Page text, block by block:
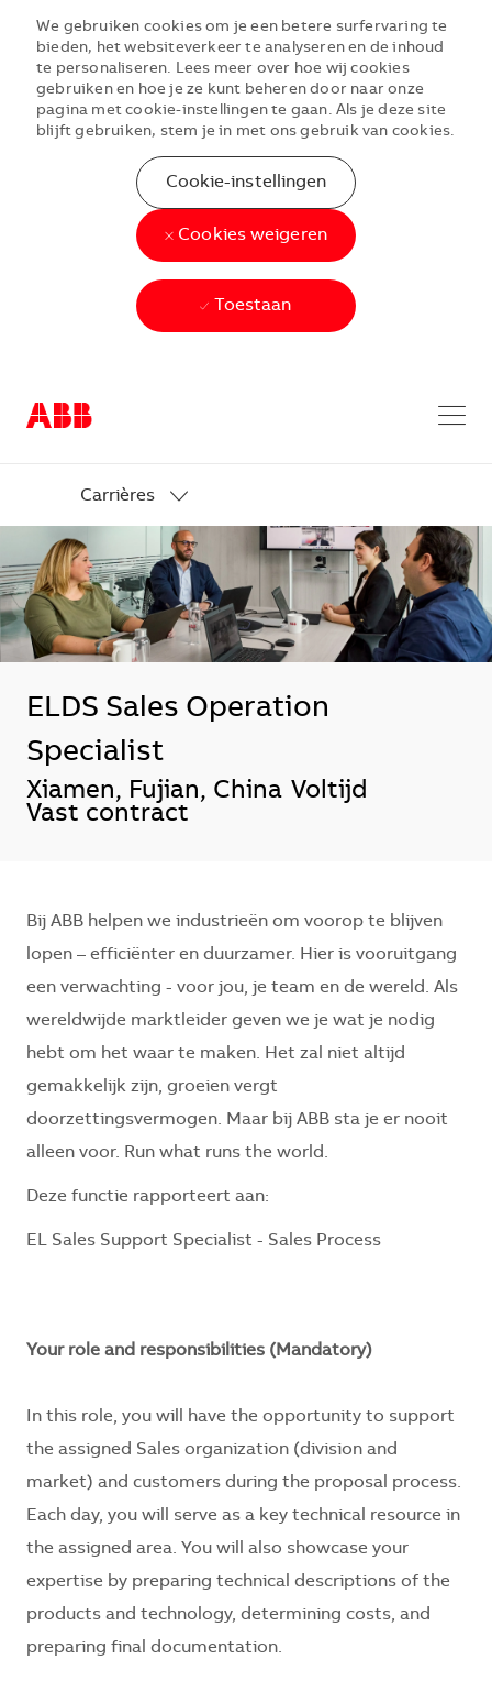
Carrières
We gebruiken cookies om je een betere surfervaring te
bieden, het websiteverkeer te analyseren en de inhoud
te personaliseren. Lees meer over hoe wij cookies
gebruiken en hoe je ze kunt beheren door naar onze
pagina met cookie-instellingen te gaan. Als je deze site
blijft gebruiken, stem je in met ons gebruik van cookies.
Cookie-instellingen
Cookies weigeren
Toestaan
ELDS Sales Operation
Specialist
*Je kunt je voorkeurslocatie(s)
Xiamen, Fujian, China Voltijd
Vast contract
Bij ABB helpen we industrieën om voorop te blijven
lopen – efficiënter en duurzamer. Hier is vooruitgang
een verwachting - voor jou, je team en de wereld. Als
wereldwijde marktleider geven we je wat je nodig
hebt om het waar te maken. Het zal niet altijd
gemakkelijk zijn, groeien vergt
doorzettingsvermogen. Maar bij ABB sta je er nooit
alleen voor. Run what runs the world.
Deze functie rapporteert aan:
EL Sales Support Specialist - Sales Process
Your role and responsibilities (Mandatory)
In this role, you will have the opportunity to support
the assigned Sales organization (division and
market) and customers during the proposal process.
Each day, you will serve as a key technical resource in
the assigned area. You will also showcase your
expertise by preparing technical descriptions of the
products and technology, determining costs, and
preparing final documentation.